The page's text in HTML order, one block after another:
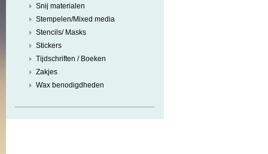
Snij materialen
Stempelen/Mixed media
Stencils/ Masks
Stickers
Tijdschriften / Boeken
Zakjes
Wax benodigdheden